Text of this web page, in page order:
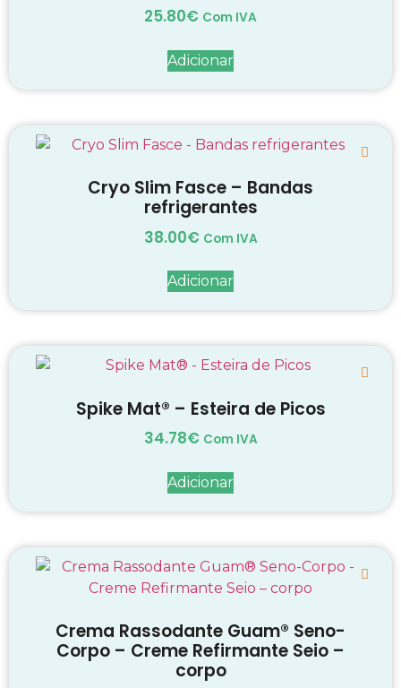
25.80€ Com IVA
Adicionar
Cryo Slim Fasce – Bandas
refrigerantes
38.00€ Com IVA
Adicionar
Spike Mat® – Esteira de Picos
34.78€ Com IVA
Adicionar
Crema Rassodante Guam® Seno-
Corpo – Creme Refirmante Seio –
corpo